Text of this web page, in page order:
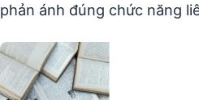
phản ánh đúng chức năng